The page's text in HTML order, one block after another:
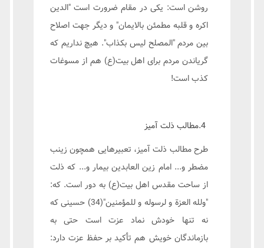
روشن است: یکی در مقام ضرورت است "الدین
اکره و قلبه مطمئن بالایمان" و دیگر جهت اصلاح
بین مردم "المصلح لیس بکذاب". هیچ نداریم که
گریاندن مردم برای اهل بیت(ع) هم از مسوغات
کذب است!
4.مطالب ذلت آمیز
طرح مطالب ذلت آمیز، تعبیرهایی همچون زینب
مضطر و... امام زین العابدین بیمار و... که ذلت
از ساحت مقدس اهل بیت(ع) به دور است. که:
"ولله العزة و لرسوله و للمؤمنین"(34) حسینی که
نه تنها خودش نماد عزت است حتی به
بازماندگان خویش هم تأکید بر حفظ عزت دارد: